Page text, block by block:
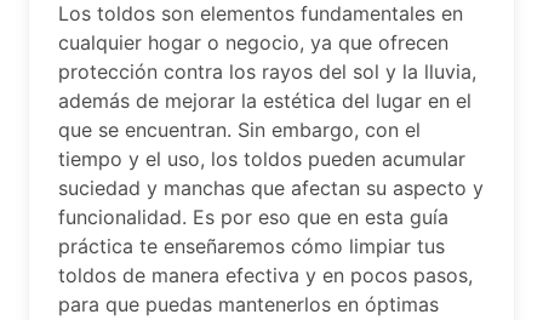
Los toldos son elementos fundamentales en
cualquier hogar o negocio, ya que ofrecen
protección contra los rayos del sol y la lluvia,
además de mejorar la estética del lugar en el
que se encuentran. Sin embargo, con el
tiempo y el uso, los toldos pueden acumular
suciedad y manchas que afectan su aspecto y
funcionalidad. Es por eso que en esta guía
práctica te enseñaremos cómo limpiar tus
toldos de manera efectiva y en pocos pasos,
para que puedas mantenerlos en óptimas